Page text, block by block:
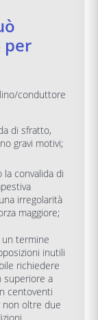
per
conduttore
di sfratto,
gravi motivi;
convalida di
irregolarità
maggiore;
termine
inutili
richiedere
superiore a
centoventi
non oltre due